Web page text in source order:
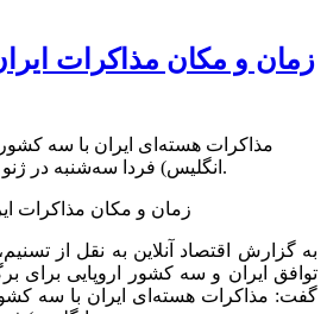
زمان و مکان مذاکرات
مذاکرات هسته‌ای ایران با سه کشور
انگلیس) فردا سه‌شنبه در ژنو سوئیس برگزار خواهد شد.
به گزارش اقتصاد آنلاین به نقل از
توافق ایران و سه کشور اروپایی برای
گفت: مذاکرات هسته‌ای ایران با سه